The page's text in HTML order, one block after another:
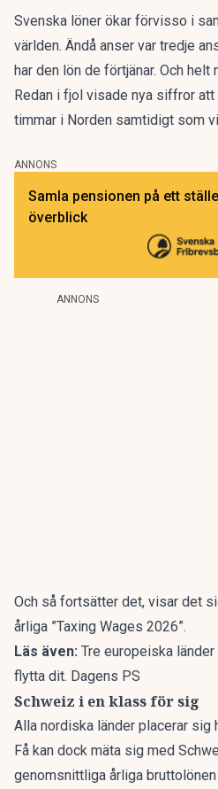
Svenska löner ökar förvisso i
världen. Ändå anser var tredje
har den lön de förtjänar. Och helt
Redan i fjol visade nya siffror att
timmar i Norden samtidigt som
ANNONS
Samla pensionen på ett
överblick
ANNONS
Och så fortsätter det, visar det
årliga ”Taxing Wages 2026”.
Läs även: Tre europeiska
flytta dit. Dagens PS
Schweiz i en klass för sig
Alla nordiska länder placerar sig
Få kan dock mäta sig med
genomsnittliga årliga